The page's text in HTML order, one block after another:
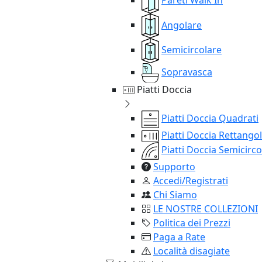
Angolare
Semicircolare
Sopravasca
Piatti Doccia
Piatti Doccia Quadrati
Piatti Doccia
Piatti Doccia
Supporto
Accedi/Registrati
Chi Siamo
LE NOSTRE COLLEZIONI
Politica dei Prezzi
Paga a Rate
Località disagiate